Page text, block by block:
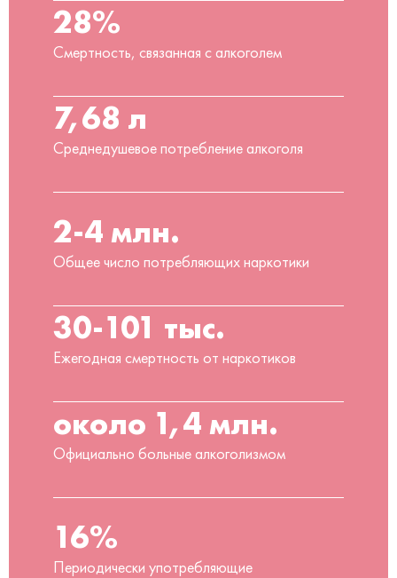
28%
Смертность, связанная с алкоголем
7,68 л
Среднедушевое потребление алкоголя
2-4 млн.
Общее число потребляющих наркотики
30-101 тыс.
Ежегодная смертность от наркотиков
около 1,4 млн.
Официально больные алкоголизмом
16%
Периодически употребляющие